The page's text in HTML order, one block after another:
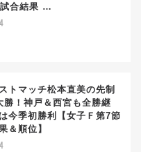
合結果 …
トマッチ松本直美の先制
勝！神戸＆西宮も全勝継
今季初勝利【女子Ｆ第7節
＆順位】